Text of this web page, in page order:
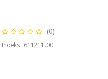
(0)
Indeks: 611211.00